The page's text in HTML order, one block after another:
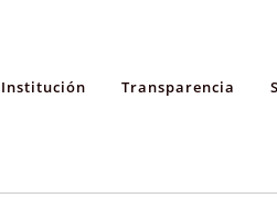
Institución Transparencia